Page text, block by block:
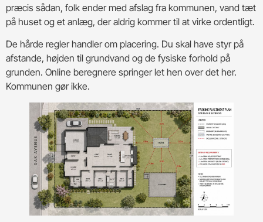
præcis sådan, folk ender med afslag fra kommunen, vand tæt
på huset og et anlæg, der aldrig kommer til at virke ordentligt.
De hårde regler handler om placering. Du skal have styr på
afstande, højden til grundvand og de fysiske forhold på
grunden. Online beregnere springer let hen over det her.
Kommunen gør ikke.